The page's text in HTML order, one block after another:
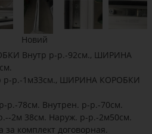
Новий
Внутр р-р.-92см., ШИРИНА
р.-1м33см., ШИРИНА КОРОБКИ
78см. Внутрен. р-р.-70см.
2м 38см. Наруж. р-р.-2м50см.
комплект договорная.